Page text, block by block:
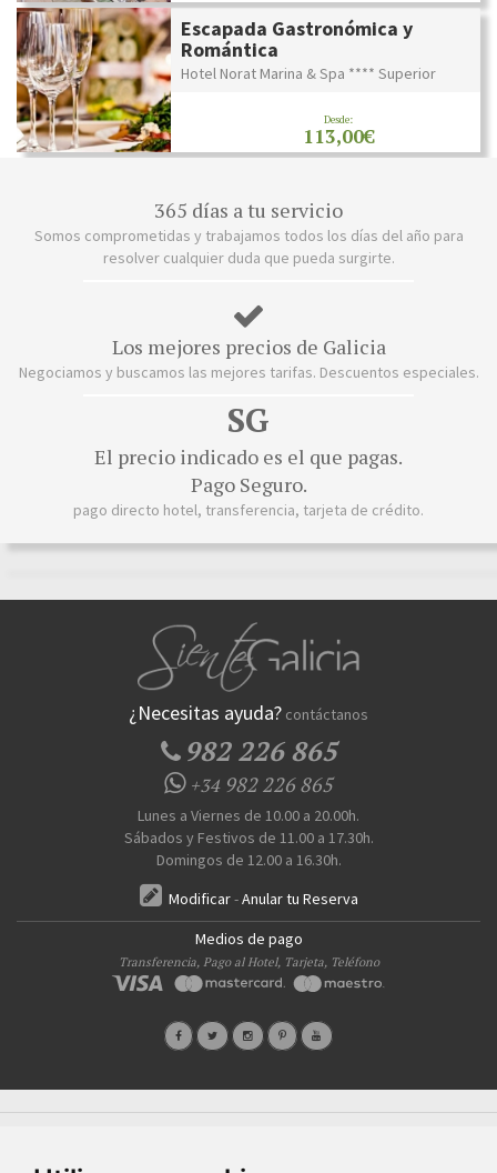
Escapada Gastronómica y
Romántica
Hotel Norat Marina & Spa **** Superior
Desde:
113,00€
365 días a tu servicio
Somos comprometidas y trabajamos todos los días del año para
resolver cualquier duda que pueda surgirte.
Los mejores precios de Galicia
Negociamos y buscamos las mejores tarifas. Descuentos especiales.
SG
El precio indicado es el que pagas.
Pago Seguro.
pago directo hotel, transferencia, tarjeta de crédito.
¿Necesitas ayuda? contáctanos
982 226 865
+34982 226 865
Lunes a Viernes de 10.00 a 20.00h.
Sábados y Festivos de 11.00 a 17.30h.
Domingos de 12.00 a 16.30h.
Modificar-Anular tu Reserva
Medios de pago
Transferencia, Pago al Hotel, Tarjeta, Teléfono